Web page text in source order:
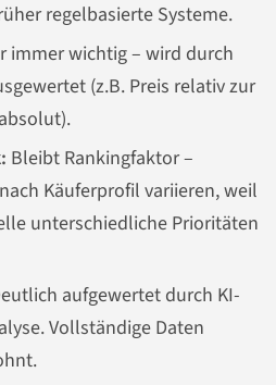
regelbasierte Systeme.
immer wichtig – wird durch
(z.B. Preis relativ zur
Bleibt Rankingfaktor –
Käuferprofil variieren, weil
unterschiedliche Prioritäten
aufgewertet durch KI-
Vollständige Daten